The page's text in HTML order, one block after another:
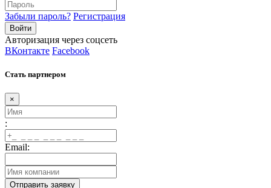
Забыли пароль? Регистрация
Авторизация через соцсеть
ВКонтакте Facebook
Стать партнером
×
:
Email: